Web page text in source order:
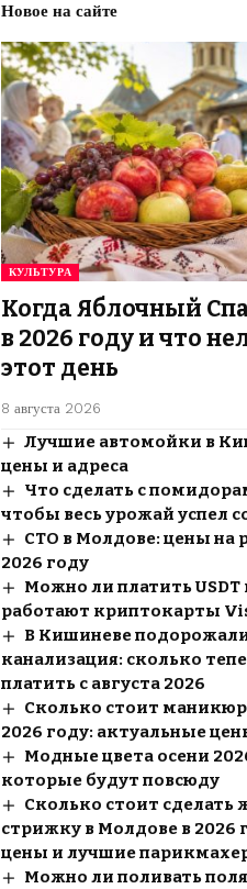
Новое на сайте
КУЛЬТУРА
Когда Яблочный
в 2026 году и что
этот день
8 августа 2026
Лучшие автомойки в
цены и адреса
Что сделать с
чтобы весь урожай успел
СТО в Молдове: цены на
2026 году
Можно ли платить
работают криптокарты
В Кишиневе
канализация: сколько
платить с августа 2026
Сколько стоит
2026 году: актуальные
Модные цвета осени
которые будут повсюду
Сколько стоит сделать
стрижку в Молдове в 2026
цены и лучшие
Можно ли поливать